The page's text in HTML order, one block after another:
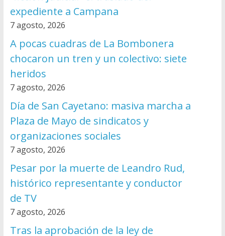
expediente a Campana
7 agosto, 2026
A pocas cuadras de La Bombonera
chocaron un tren y un colectivo: siete
heridos
7 agosto, 2026
Día de San Cayetano: masiva marcha a
Plaza de Mayo de sindicatos y
organizaciones sociales
7 agosto, 2026
Pesar por la muerte de Leandro Rud,
histórico representante y conductor
de TV
7 agosto, 2026
Tras la aprobación de la ley de